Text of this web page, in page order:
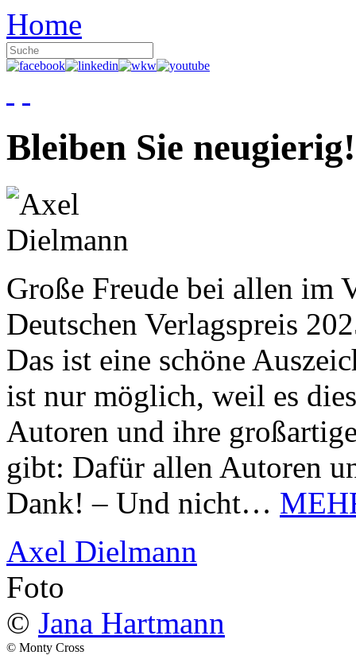
Home
Bleiben Sie neugierig!
Große Freude bei allen im
Deutschen Verlagspreis
Das ist eine schöne
ist nur möglich, weil es
Autoren und ihre
gibt: Dafür allen Autoren
Dank! – Und nicht…
Axel Dielmann
Foto
© Jana Hartmann
© Monty Cross